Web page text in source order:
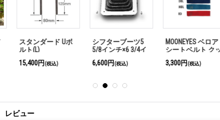
スタンダード Uボ
ルト(L)
15,400円(税込)
シフターブーツ5
5/8インチ×6 3/4イ
ンチ
6,600円(税込)
MOONEYES ベロア
シートベルト クッ
ション
3,300円(税込)
レビュー